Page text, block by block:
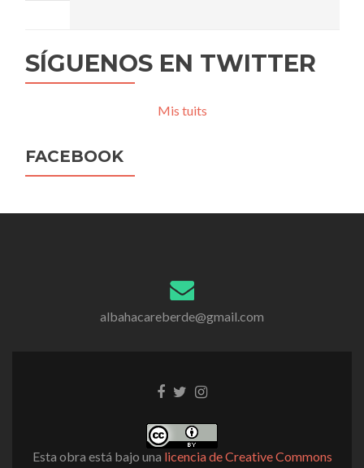
SÍGUENOS EN TWITTER
Mis tuits
FACEBOOK
albahacareberde@gmail.com
Enlace
Facebook
Enlace
Twitter
Enlace
instagram
Esta obra está bajo una licencia de Creative Commons